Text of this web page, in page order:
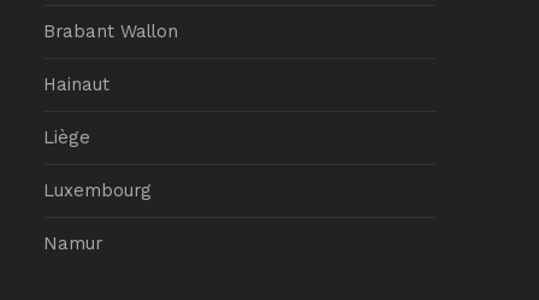
Brabant Wallon
Hainaut
Liège
Luxembourg
Namur